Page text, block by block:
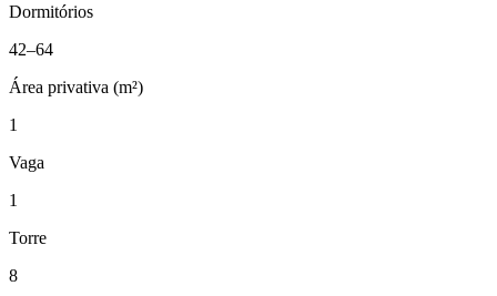
Dormitórios
42–64
Área privativa (m²)
1
Vaga
1
Torre
8